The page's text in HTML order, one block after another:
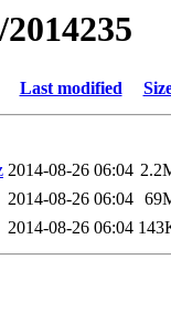
Last modified
2014-08-26 06:04
2014-08-26 06:04
2014-08-26 06:04